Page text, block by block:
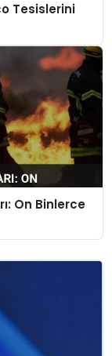
Tesislerini
On Binlerce